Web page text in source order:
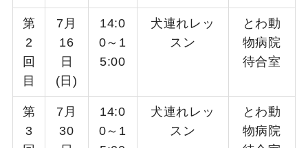
第
2
回
目
7月
16
日
(日)
14:0
0～1
5:00
犬連れレッ
スン
とわ動
物病院
待合室
第
3
7月
30
14:0
0～1
犬連れレッ
スン
とわ動
物病院